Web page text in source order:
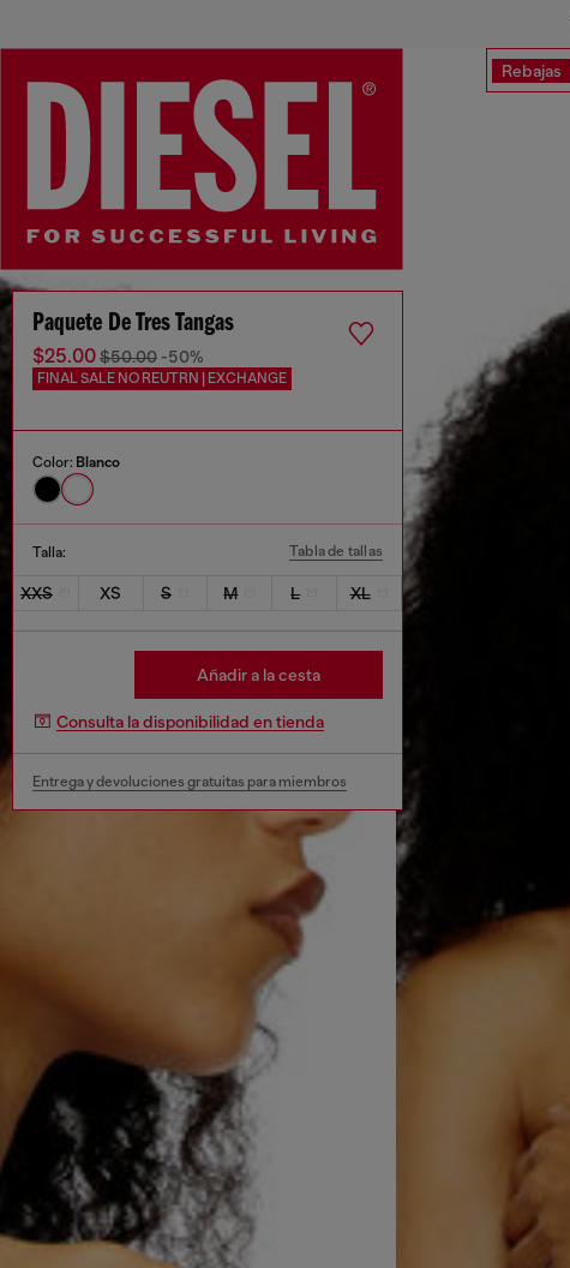
Rebajas
Paquete De Tres Tangas
$25.00$50.00 -50%
FINAL SALE NO REUTRN | EXCHANGE
Color: Blanco
Talla: Tabla de tallas
XXS XS S M L XL
Añadir a la cesta
Consulta la disponibilidad en tienda
Entrega y devoluciones gratuitas para miembros